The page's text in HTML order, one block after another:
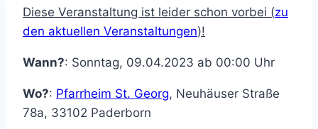
Diese Veranstaltung ist leider schon vorbei (zu
den aktuellen Veranstaltungen)!
Wann?: Sonntag, 09.04.2023 ab 00:00 Uhr
Wo?: Pfarrheim St. Georg, Neuhäuser Straße
78a, 33102 Paderborn